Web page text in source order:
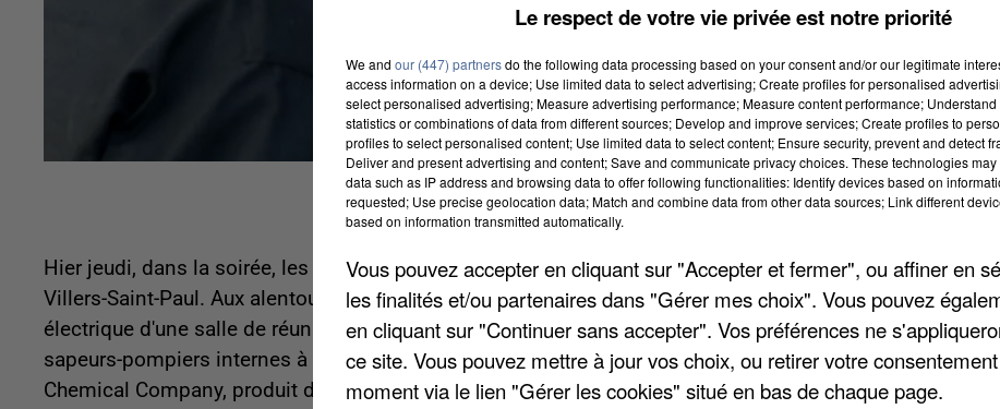
Hier jeudi, dans la soirée, les pompiers ont été appelés pour un incendie dans l'entreprise Dow, située à
Villers-Saint-Paul. Aux alentours de 22h30, des flammes sont parties de l'installation d'éclairage
électrique d'une salle de réunion située au sein d'un bâtiment administratif. Le feu a été éteint par les
sapeurs-pompiers internes à la plateforme et personne n'a été blessé. Dow, qui fait partie de The Dow
Chemical Company, produit des polymères acryliques solubles dans l'eau.
Le respect de votre vie privée est notre priorité
We and our (447) partnersdo the following data processing based on your consent and/or our legitimate
access information on a device; Use limited data to select advertising; Create profiles for personalised
select personalised advertising; Measure advertising performance; Measure content performance;
statistics or combinations of data from different sources; Develop and improve services; Create profiles to
profiles to select personalised content; Use limited data to select content; Ensure security, prevent and detect
Deliver and present advertising and content; Save and communicate privacy choices. These technologies
data such as IP address and browsing data to offer following functionalities: Identify devices based on
requested; Use precise geolocation data; Match and combine data from other data sources; Link different
based on information transmitted automatically.
Vous pouvez accepter en cliquant sur "Accepter et fermer", ou affiner en
les finalités et/ou partenaires dans "Gérer mes choix". Vous pouvez
en cliquant sur "Continuer sans accepter". Vos préférences ne
ce site. Vous pouvez mettre à jour vos choix, ou retirer votre
moment via le lien "Gérer les cookies" situé en bas de chaque page.